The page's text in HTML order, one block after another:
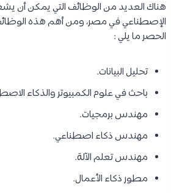
هناك العديد من الوظائف التي يمكن أن
الإصطناعي في مصر، ومن أهم هذه
الحصر ما يلي :
تحليل البيانات.
باحث في علوم الكمبيوتر والذكاء
مهندس برمجيات.
مهندس ذكاء اصطناعي.
مهندس تعلم الآلة.
مطور ذكاء الأعمال.